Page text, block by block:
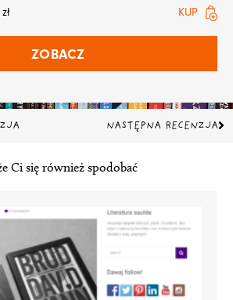
zł KUP
ZOBACZ
NASTĘPNA RECENZJA
Ci się również spodobać